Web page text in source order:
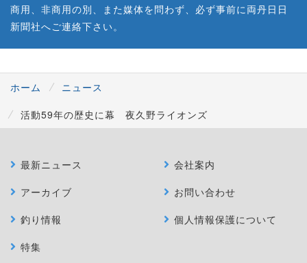
商用、非商用の別、また媒体を問わず、必ず事前に両丹日日
新聞社へご連絡下さい。
ホーム
ニュース
活動59年の歴史に幕 夜久野ライオンズ
最新ニュース
アーカイブ
釣り情報
特集
会社案内
お問い合わせ
個人情報保護について